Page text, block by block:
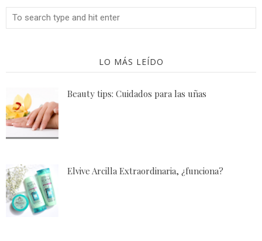
LO MÁS LEÍDO
Beauty tips: Cuidados para las uñas
Elvive Arcilla Extraordinaria, ¿funciona?